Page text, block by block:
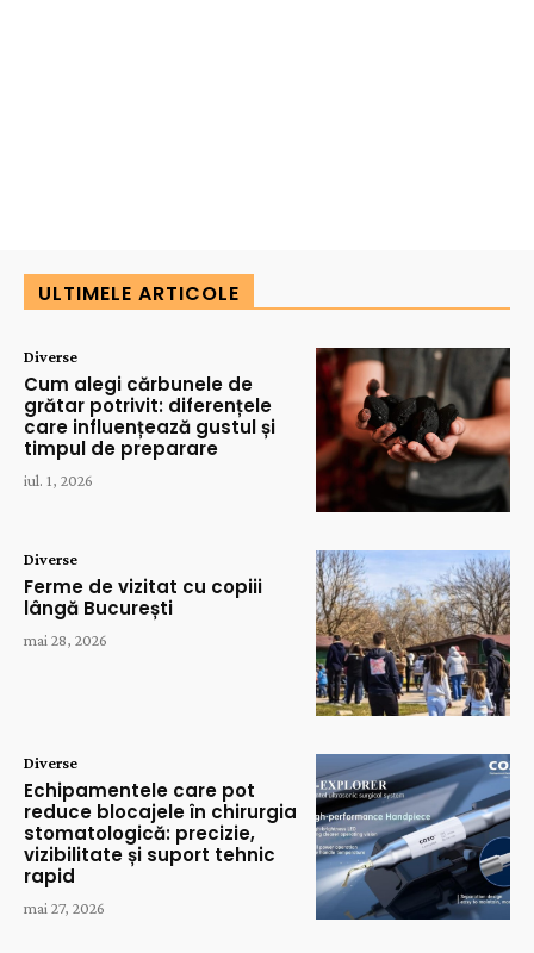
ULTIMELE ARTICOLE
Diverse
Cum alegi cărbunele de
grătar potrivit: diferențele
care influențează gustul și
timpul de preparare
iul. 1, 2026
Diverse
Ferme de vizitat cu copiii
lângă București
mai 28, 2026
Diverse
Echipamentele care pot
reduce blocajele în chirurgia
stomatologică: precizie,
vizibilitate și suport tehnic
rapid
mai 27, 2026